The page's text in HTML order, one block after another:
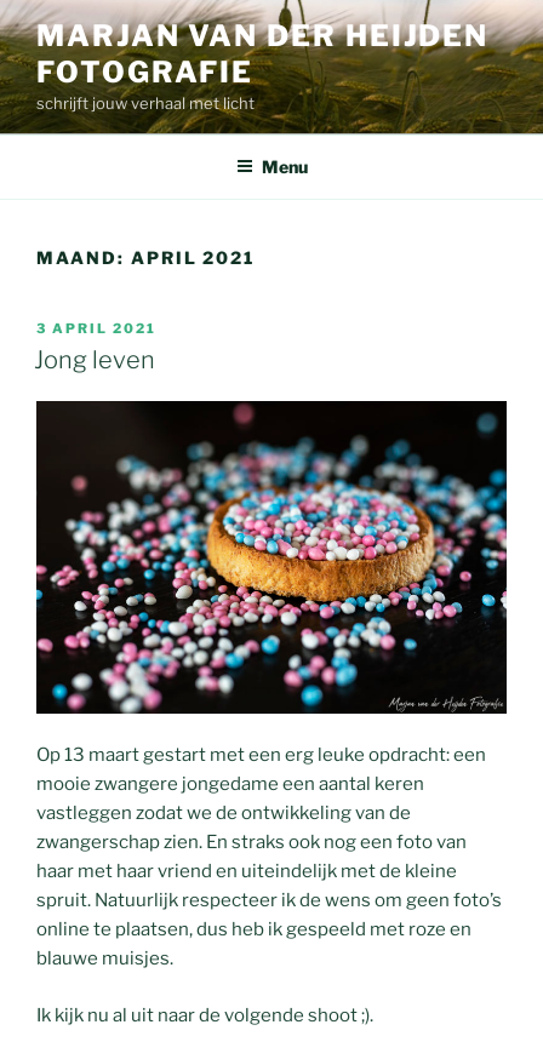
Ga
naar
de
inhoud
MARJAN VAN DER HEIJDEN
FOTOGRAFIE
schrijft jouw verhaal met licht
Menu
MAAND: APRIL 2021
GEPLAATST
OP
3 APRIL 2021
Jong leven
Op 13 maart gestart met een erg leuke opdracht: een
mooie zwangere jongedame een aantal keren
vastleggen zodat we de ontwikkeling van de
zwangerschap zien. En straks ook nog een foto van
haar met haar vriend en uiteindelijk met de kleine
spruit. Natuurlijk respecteer ik de wens om geen foto’s
online te plaatsen, dus heb ik gespeeld met roze en
blauwe muisjes.
Ik kijk nu al uit naar de volgende shoot ;).